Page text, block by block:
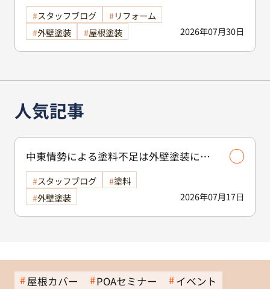
2026年07月30日
スタッフブログ
リフォーム
外壁塗装
屋根塗装
人気記事
中東情勢による塗料不足は外壁塗装に影
響する？古河市で工事を検討中の方へ
2026年07月17日
スタッフブログ
塗料
外壁塗装
屋根カバー POAセミナー
イベント